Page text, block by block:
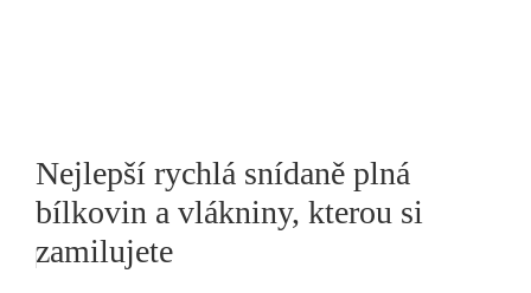
Nejlepší rychlá snídaně plná
bílkovin a vlákniny, kterou si
zamilujete